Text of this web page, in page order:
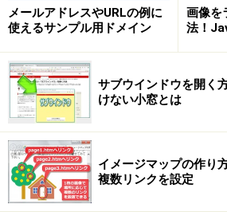
メールアドレスやURLの例に
使えるサンプル用ドメイン
画像を
法！
サブウインドウを開く
けない小窓とは
イメージマップの作り
複数リンクを設定